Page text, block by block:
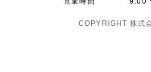
COPYRIGHT 株式